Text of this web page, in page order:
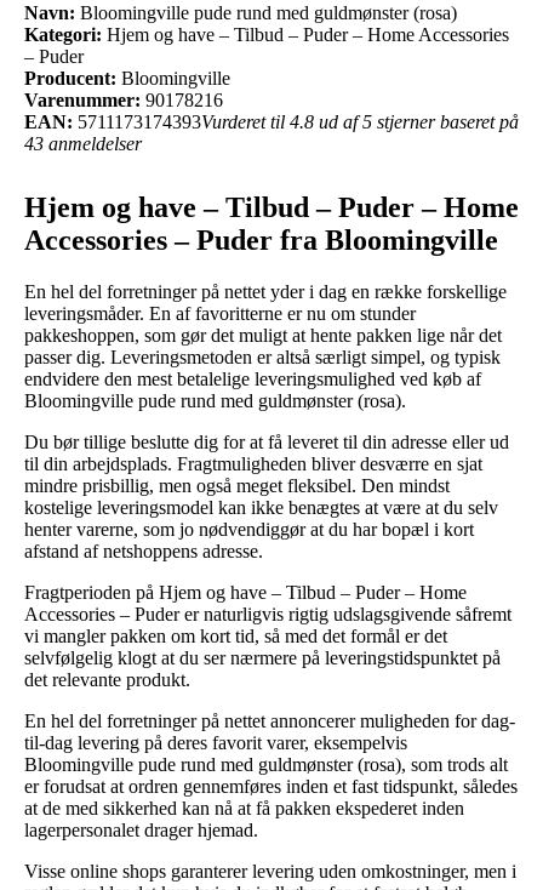
Navn: Bloomingville pude rund med guldmønster (rosa)
Kategori: Hjem og have – Tilbud – Puder – Home Accessories
– Puder
Producent: Bloomingville
Varenummer: 90178216
EAN: 5711173174393Vurderet til 4.8 ud af 5 stjerner baseret på
43 anmeldelser
Hjem og have – Tilbud – Puder – Home
Accessories – Puder fra Bloomingville
En hel del forretninger på nettet yder i dag en række forskellige
leveringsmåder. En af favoritterne er nu om stunder
pakkeshoppen, som gør det muligt at hente pakken lige når det
passer dig. Leveringsmetoden er altså særligt simpel, og typisk
endvidere den mest betalelige leveringsmulighed ved køb af
Bloomingville pude rund med guldmønster (rosa).
Du bør tillige beslutte dig for at få leveret til din adresse eller ud
til din arbejdsplads. Fragtmuligheden bliver desværre en sjat
mindre prisbillig, men også meget fleksibel. Den mindst
kostelige leveringsmodel kan ikke benægtes at være at du selv
henter varerne, som jo nødvendiggør at du har bopæl i kort
afstand af netshoppens adresse.
Fragtperioden på Hjem og have – Tilbud – Puder – Home
Accessories – Puder er naturligvis rigtig udslagsgivende såfremt
vi mangler pakken om kort tid, så med det formål er det
selvfølgelig klogt at du ser nærmere på leveringstidspunktet på
det relevante produkt.
En hel del forretninger på nettet annoncerer muligheden for dag-
til-dag levering på deres favorit varer, eksempelvis
Bloomingville pude rund med guldmønster (rosa), som trods alt
er forudsat at ordren gennemføres inden et fast tidspunkt, således
at de med sikkerhed kan nå at få pakken ekspederet inden
lagerpersonalet drager hjemad.
Visse online shops garanterer levering uden omkostninger, men i